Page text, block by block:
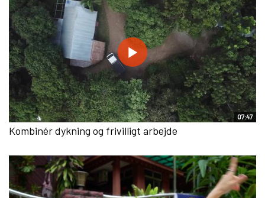
07:47
Kombinér dykning og frivilligt arbejde